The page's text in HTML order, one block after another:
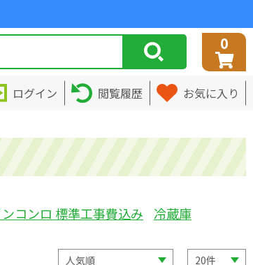
0
ログイン 閲覧履歴 お気に入り
コンロ 標準工事費込み 冷蔵庫